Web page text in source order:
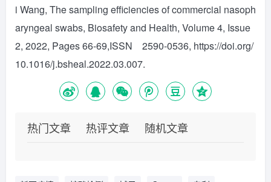
i Wang, The sampling efficiencies of commercial nasoph
aryngeal swabs, Biosafety and Health, Volume 4, Issue
2, 2022, Pages 66-69,ISSN 2590-0536, https://doi.org/
10.1016/j.bsheal.2022.03.007.
热门文章 热评文章 随机文章